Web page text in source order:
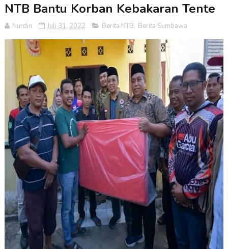
NTB Bantu Korban Kebakaran Tente
Nurdin Juli 31, 2022 Berita NTB, Berita Sumbawa